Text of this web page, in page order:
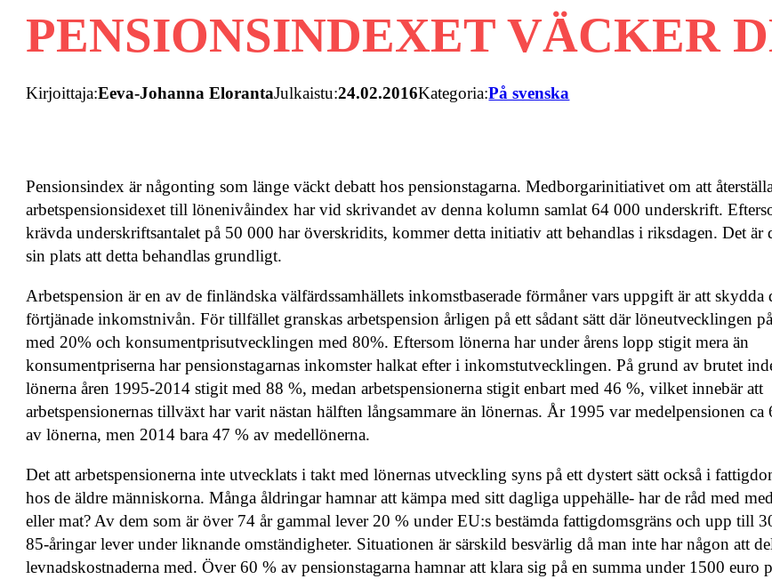
PENSIONSINDEXET VÄCKER
Kirjoittaja:Eeva-Johanna ElorantaJulkaistu:24.02.2016Kategoria:På svenska
Pensionsindex är någonting som länge väckt debatt hos pensionstagarna. Medborgarinitiativet om att
arbetspensionsidexet till lönenivåindex har vid skrivandet av denna kolumn samlat 64 000 underskrift.
krävda underskriftsantalet på 50 000 har överskridits, kommer detta initiativ att behandlas i riksdagen. Det är
sin plats att detta behandlas grundligt.
Arbetspension är en av de finländska välfärdssamhällets inkomstbaserade förmåner vars uppgift är att skydda
förtjänade inkomstnivån. För tillfället granskas arbetspension årligen på ett sådant sätt där löneutvecklingen
med 20% och konsumentprisutvecklingen med 80%. Eftersom lönerna har under årens lopp stigit mera än
konsumentpriserna har pensionstagarnas inkomster halkat efter i inkomstutvecklingen. På grund av brutet
lönerna åren 1995-2014 stigit med 88 %, medan arbetspensionerna stigit enbart med 46 %, vilket innebär att
arbetspensionernas tillväxt har varit nästan hälften långsammare än lönernas. År 1995 var medelpensionen ca
av lönerna, men 2014 bara 47 % av medellönerna.
Det att arbetspensionerna inte utvecklats i takt med lönernas utveckling syns på ett dystert sätt också i
hos de äldre människorna. Många åldringar hamnar att kämpa med sitt dagliga uppehälle- har de råd med
eller mat? Av dem som är över 74 år gammal lever 20 % under EU:s bestämda fattigdomsgräns och upp till
85-åringar lever under liknande omständigheter. Situationen är särskild besvärlig då man inte har någon att
levnadskostnaderna med. Över 60 % av pensionstagarna hamnar att klara sig på en summa under 1500 euro